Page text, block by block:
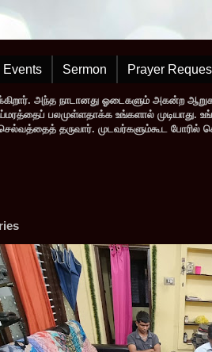
Events Sermon Prayer
அந்த நாடானது ஓடைகளும் அகன்ற
பலமுள்ளதாக்க உங்களால் முடியாது.
செல்வத்தைத் தருவார். முடவர்களும்கூட